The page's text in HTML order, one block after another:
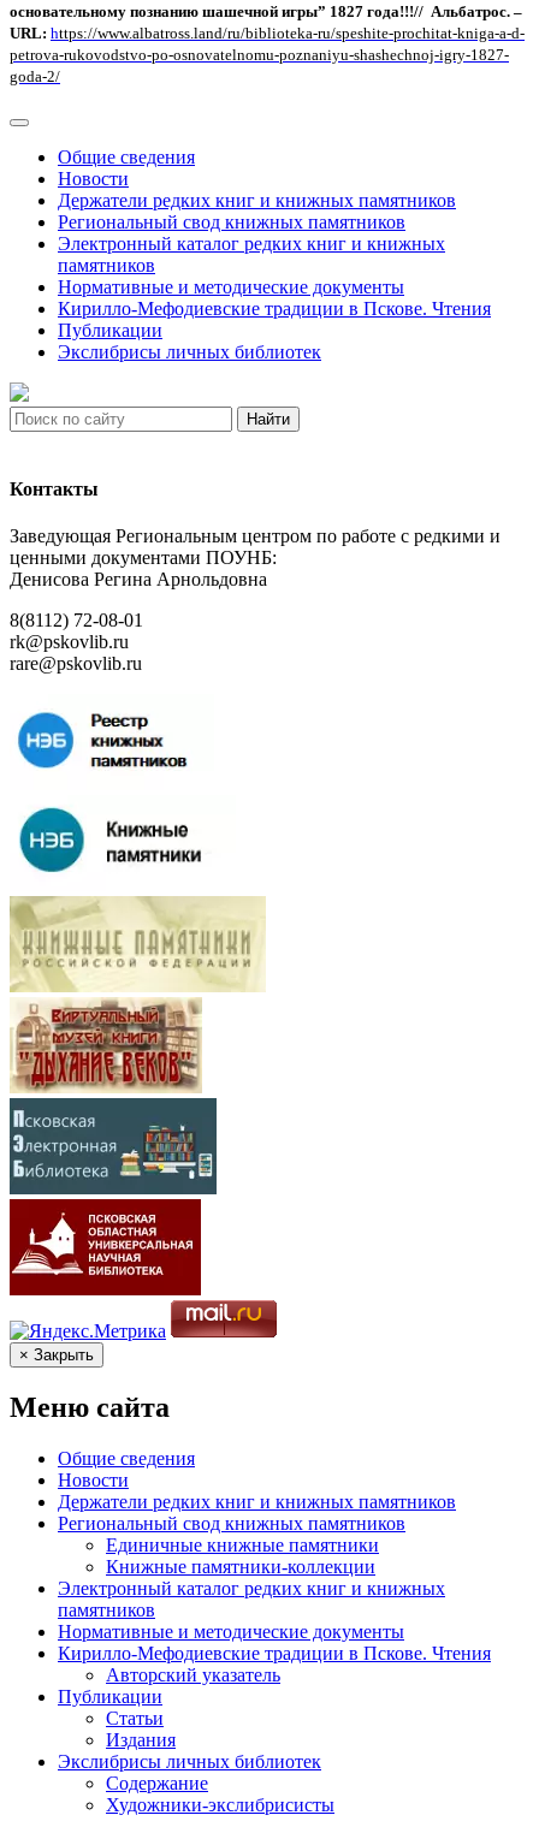
основательному познанию шашечной игры” 1827 года!!!// Альбатрос. –
URL: https://www.albatross.land/ru/biblioteka-ru/speshite-prochitat-kniga-a-d-
petrova-rukovodstvo-po-osnovatelnomu-poznaniyu-shashechnoj-igry-1827-
goda-2/
Общие сведения
Новости
Держатели редких книг и книжных памятников
Региональный свод книжных памятников
Электронный каталог редких книг и книжных
памятников
Нормативные и методические документы
Кирилло-Мефодиевские традиции в Пскове. Чтения
Публикации
Экслибрисы личных библиотек
Найти
Контакты
Заведующая Региональным центром по работе с редкими и
ценными документами ПОУНБ:
Денисова Регина Арнольдовна
8(8112) 72-08-01
rk@pskovlib.ru
rare@pskovlib.ru
× Закрыть
Меню сайта
Общие сведения
Новости
Держатели редких книг и книжных памятников
Региональный свод книжных памятников
Единичные книжные памятники
Книжные памятники-коллекции
Электронный каталог редких книг и книжных
памятников
Нормативные и методические документы
Кирилло-Мефодиевские традиции в Пскове. Чтения
Авторский указатель
Публикации
Статьи
Издания
Экслибрисы личных библиотек
Содержание
Художники-экслибрисисты